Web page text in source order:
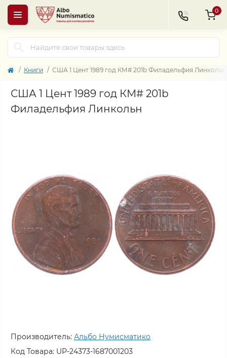
0
Книги США 1 Цент 1989 год КМ# 201b Филадельфия Линкольн
США 1 Цент 1989 год КМ# 201b
Филадельфия Линкольн
Производитель: Альбо Нумисматико
Код Товара: UP-24373-1687001203